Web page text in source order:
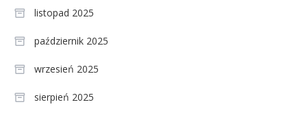
listopad 2025
październik 2025
wrzesień 2025
sierpień 2025